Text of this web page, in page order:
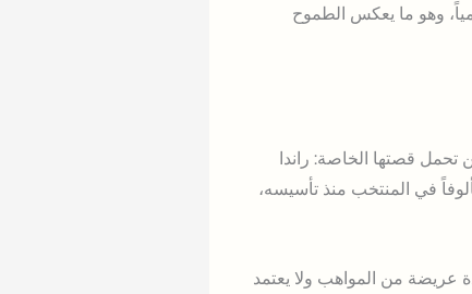
وهو ما يعكس الطموح
منهن تحمل قصتها الخاصة: راندا
في المنتخب منذ تأسيسه،
عريضة من المواهب ولا يعتمد